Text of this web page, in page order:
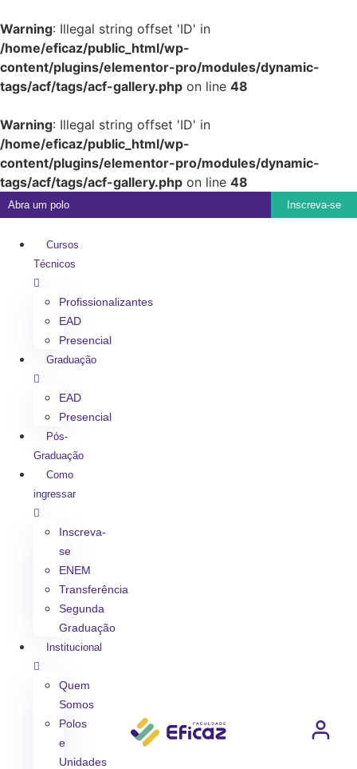
Warning: Illegal string offset 'ID' in
/home/eficaz/public_html/wp-
content/plugins/elementor-pro/modules/dynamic-
tags/acf/tags/acf-gallery.php on line 48
Warning: Illegal string offset 'ID' in
/home/eficaz/public_html/wp-
content/plugins/elementor-pro/modules/dynamic-
tags/acf/tags/acf-gallery.php on line 48
Abra um polo Inscreva-se
Cursos
Técnicos
Profissionalizantes
EAD
Presencial
Graduação
EAD
Presencial
Pós-
Graduação
Como
ingressar
Inscreva-
se
ENEM
Transferência
Segunda
Graduação
Institucional
Quem
Somos
Polos
e
Unidades